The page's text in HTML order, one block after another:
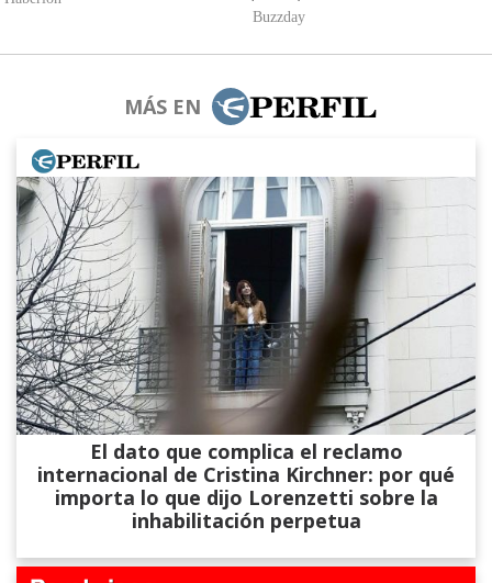
MÁS EN
El dato que complica el reclamo
internacional de Cristina Kirchner: por qué
importa lo que dijo Lorenzetti sobre la
inhabilitación perpetua